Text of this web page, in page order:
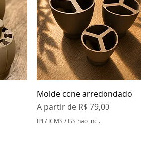
Visualização rápida
Molde cone arredondado
A partir de R$ 79,00
Preço promocional
IPI / ICMS / ISS não incl.